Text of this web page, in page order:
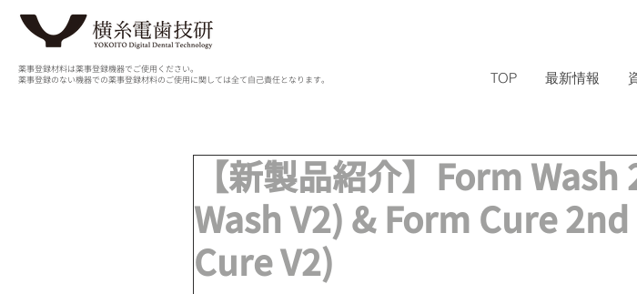
薬事登録材料は薬事登録機器でご使用ください。
薬事登録のない機器での薬事登録材料のご使用に関しては全て自己責任となります。
TOP 最新情報
【新製品紹介】Form
Wash V2) & Form Cure
Cure V2)